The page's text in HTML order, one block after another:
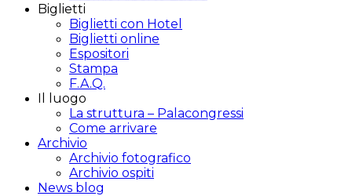
Biglietti
Biglietti con Hotel
Biglietti online
Espositori
Stampa
F.A.Q.
Il luogo
La struttura – Palacongressi
Come arrivare
Archivio
Archivio fotografico
Archivio ospiti
News blog